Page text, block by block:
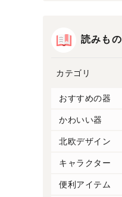
読みもの
カテゴリ
おすすめの器
かわいい器
北欧デザイン
キャラクター
便利アイテム